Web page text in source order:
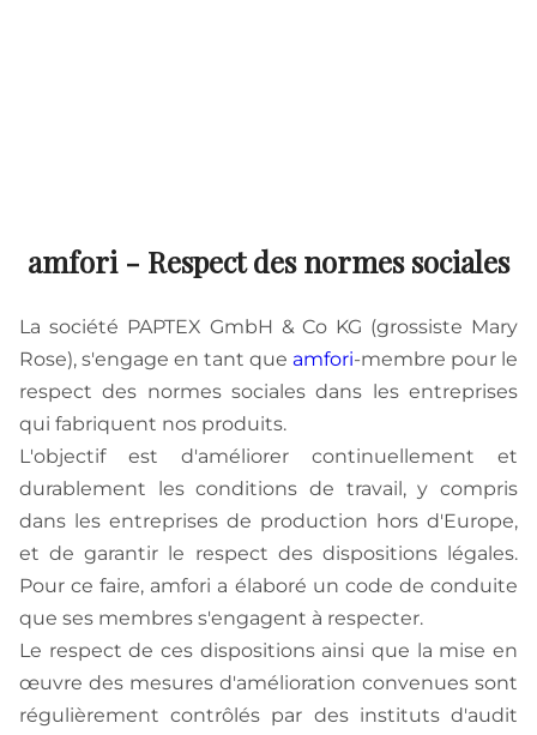
amfori - Respect des normes sociales
La société PAPTEX GmbH & Co KG (grossiste Mary
Rose), s'engage en tant que amfori-membre pour le
respect des normes sociales dans les entreprises
qui fabriquent nos produits.
L'objectif est d'améliorer continuellement et
durablement les conditions de travail, y compris
dans les entreprises de production hors d'Europe,
et de garantir le respect des dispositions légales.
Pour ce faire, amfori a élaboré un code de conduite
que ses membres s'engagent à respecter.
Le respect de ces dispositions ainsi que la mise en
œuvre des mesures d'amélioration convenues sont
régulièrement contrôlés par des instituts d'audit